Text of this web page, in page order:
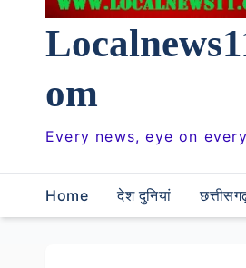
om
Every news, eye on
Home देश दुनियां